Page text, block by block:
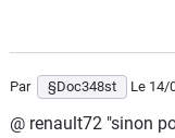
Par §Doc348st Le 14/
@ renault72 "sinon